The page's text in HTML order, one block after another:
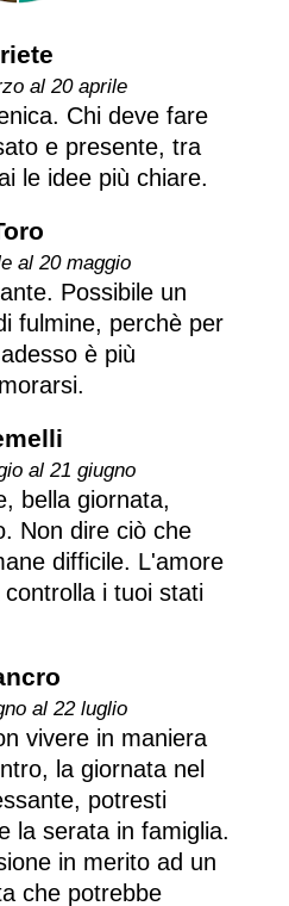
al 20 aprile
Chi deve fare
e presente, tra
le idee più chiare.
al 20 maggio
Possibile un
fulmine, perchè per
è più
al 21 giugno
bella giornata,
Non dire ciò che
difficile. L'amore
i tuoi stati
al 22 luglio
vivere in maniera
la giornata nel
potresti
la serata in famiglia.
in merito ad un
che potrebbe